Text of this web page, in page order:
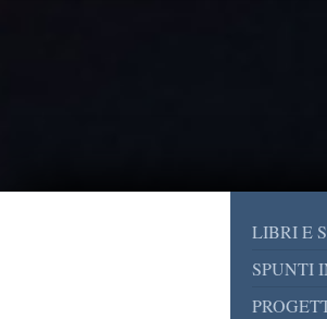
LIBRI E
SPUNTI